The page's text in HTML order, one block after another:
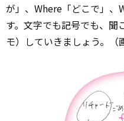
が」、Where「どこで」、
す。文字でも記号でも、聞
モ）していきましょう。（